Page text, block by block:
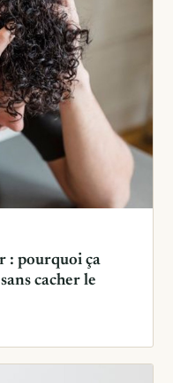
: pourquoi ça
cacher le